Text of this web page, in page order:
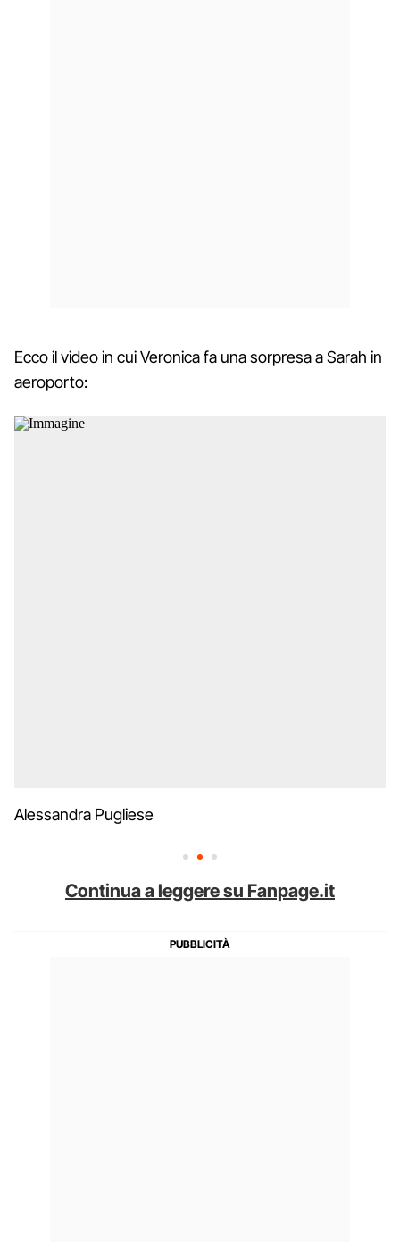
Ecco il video in cui Veronica fa una sorpresa a Sarah in
aeroporto:
Alessandra Pugliese
Continua a leggere su Fanpage.it